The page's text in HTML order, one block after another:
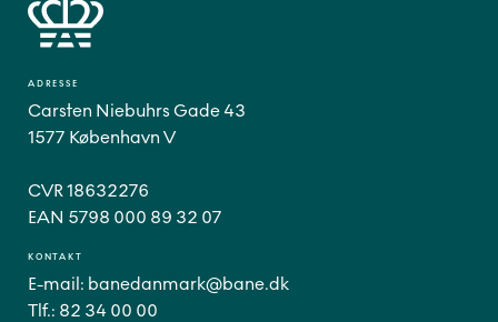
ADRESSE
Carsten Niebuhrs Gade 43
1577 København V
CVR 18632276
EAN 5798 000 89 32 07
KONTAKT
E-mail: banedanmark@bane.dk
Tlf.: 82 34 00 00